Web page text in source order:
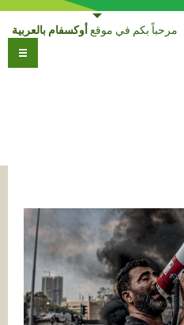
مرحباً بكم في موقع أوكسفام بالعربية